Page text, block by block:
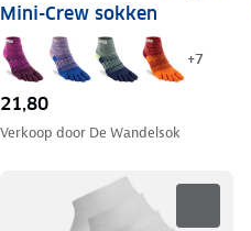
Mini-Crew sokken
+7
21,80
Verkoop door De Wandelsok